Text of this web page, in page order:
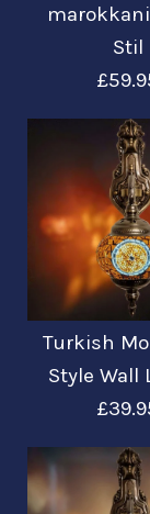
Stil
Turkish
Style Wall